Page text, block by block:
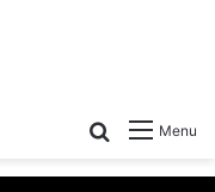
Menu